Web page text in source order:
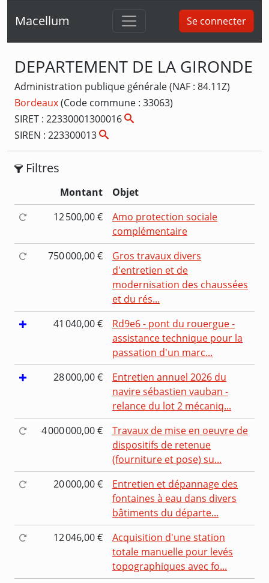
Macellum Se connecter
DEPARTEMENT DE LA GIRONDE
Administration publique générale (NAF : 84.11Z)
Bordeaux(Code commune : 33063)
SIRET : 22330001300016
SIREN : 223300013
Filtres
Montant
Objet
12 500,00 €
Amo protection sociale
complémentaire
750 000,00 €
Gros travaux divers
d'entretien et de
modernisation des chaussées
et du rés...
41 040,00 €
Rd9e6 - pont du rouergue -
assistance technique pour la
passation d'un marc...
28 000,00 €
Entretien annuel 2026 du
navire sébastien vauban -
relance du lot 2 mécaniq...
4 000 000,00 €
Travaux de mise en oeuvre de
dispositifs de retenue
(fourniture et pose) su...
20 000,00 €
Entretien et dépannage des
fontaines à eau dans divers
bâtiments du départe...
12 046,00 €
Acquisition d'une station
totale manuelle pour levés
topographiques avec fo...